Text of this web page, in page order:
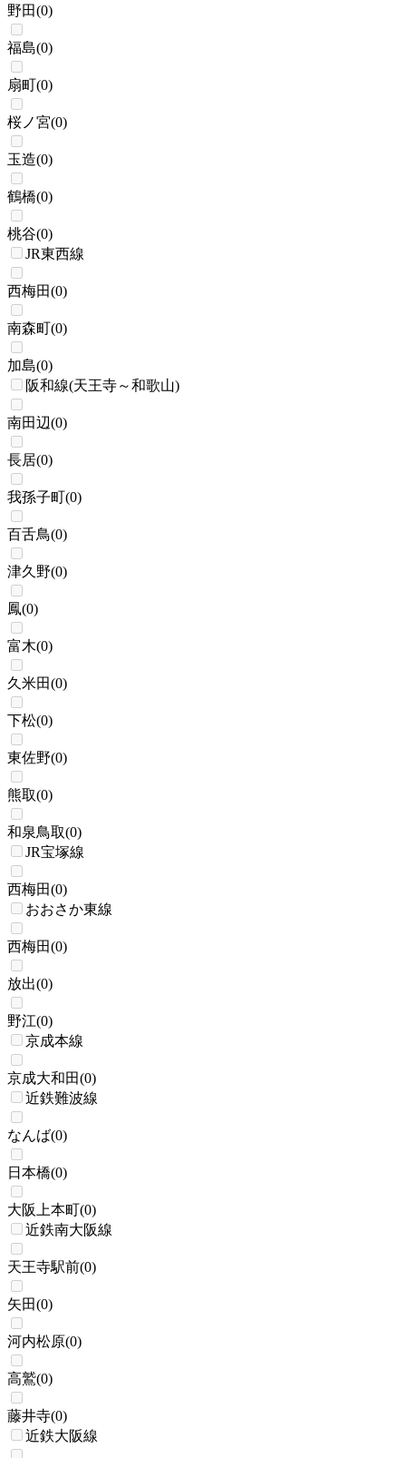
野田(0)
福島(0)
扇町(0)
桜ノ宮(0)
玉造(0)
鶴橋(0)
桃谷(0)
JR東西線
西梅田(0)
南森町(0)
加島(0)
阪和線(天王寺～和歌山)
南田辺(0)
長居(0)
我孫子町(0)
百舌鳥(0)
津久野(0)
鳳(0)
富木(0)
久米田(0)
下松(0)
東佐野(0)
熊取(0)
和泉鳥取(0)
JR宝塚線
西梅田(0)
おおさか東線
西梅田(0)
放出(0)
野江(0)
京成本線
京成大和田(0)
近鉄難波線
なんば(0)
日本橋(0)
大阪上本町(0)
近鉄南大阪線
天王寺駅前(0)
矢田(0)
河内松原(0)
高鷲(0)
藤井寺(0)
近鉄大阪線